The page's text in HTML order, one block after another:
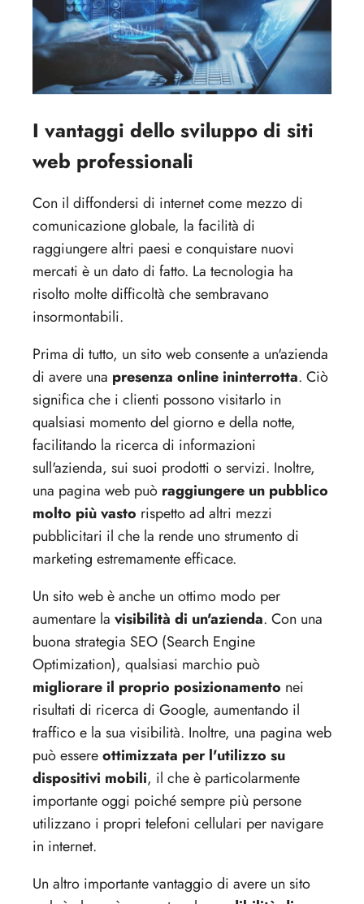
I vantaggi dello sviluppo di siti
web professionali
Con il diffondersi di internet come mezzo di
comunicazione globale, la facilità di
raggiungere altri paesi e conquistare nuovi
mercati è un dato di fatto. La tecnologia ha
risolto molte difficoltà che sembravano
insormontabili.
Prima di tutto, un sito web consente a un'azienda
di avere una presenza online ininterrotta. Ciò
significa che i clienti possono visitarlo in
qualsiasi momento del giorno e della notte,
facilitando la ricerca di informazioni
sull'azienda, sui suoi prodotti o servizi. Inoltre,
una pagina web può raggiungere un pubblico
molto più vasto rispetto ad altri mezzi
pubblicitari il che la rende uno strumento di
marketing estremamente efficace.
Un sito web è anche un ottimo modo per
aumentare la visibilità di un'azienda. Con una
buona strategia SEO (Search Engine
Optimization), qualsiasi marchio può
migliorare il proprio posizionamento nei
risultati di ricerca di Google, aumentando il
traffico e la sua visibilità. Inoltre, una pagina web
può essereottimizzata per l'utilizzo su
dispositivi mobili, il che è particolarmente
importante oggi poiché sempre più persone
utilizzano i propri telefoni cellulari per navigare
in internet.
Un altro importante vantaggio di avere un sito